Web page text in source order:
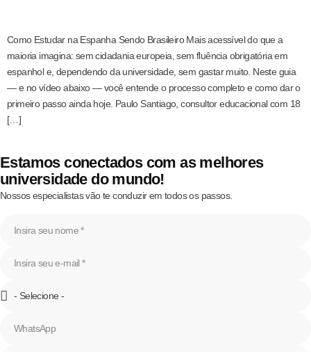
Como Estudar na Espanha Sendo Brasileiro Mais acessível do que a
maioria imagina: sem cidadania europeia, sem fluência obrigatória em
espanhol e, dependendo da universidade, sem gastar muito. Neste guia
— e no vídeo abaixo — você entende o processo completo e como dar o
primeiro passo ainda hoje. Paulo Santiago, consultor educacional com 18
[…]
Estamos conectados com as melhores
universidade do mundo!
Nossos especialistas vão te conduzir em todos os passos.